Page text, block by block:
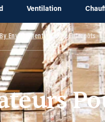
Ventilation
Environment Entrepôts